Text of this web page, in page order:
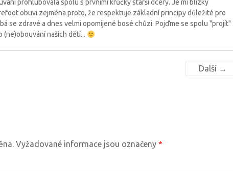
prohlubovala spolu s prvními krůčky starší dcery. Je mi blízký
obuvi zejména proto, že respektuje základní principy důležité pro
se zdravé a dnes velmi opomíjené bosé chůzi. Pojďme se spolu "projít"
našich dětí...
Další →
Vyžadované informace jsou označeny *